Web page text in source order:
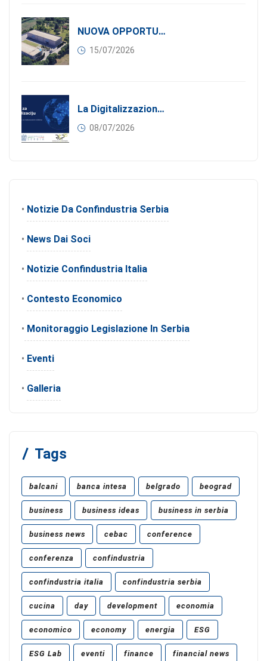
NUOVA OPPORTUNITÀ DI BUSINESS PER I SOCI DI CONFINDUSTRIA SERBIA: Affitasi Un Moderno Capannone Industriale A Pančevo – 1.200 M² Nella Zona Industriale
15/07/2026
La Digitalizzazione Come Motore Dell’internazionalizzazione
08/07/2026
• Notizie Da Confindustria Serbia
• News Dai Soci
• Notizie Confindustria Italia
• Contesto Economico
• Monitoraggio Legislazione In Serbia
• Eventi
• Galleria
Tags
balcani banca intesa belgrado beograd
business business ideas business in serbia
business news cebac conference
conferenza confindustria
confindustria italia confindustria serbia
cucina day development economia
economico economy energia ESG
ESG Lab eventi finance financial news